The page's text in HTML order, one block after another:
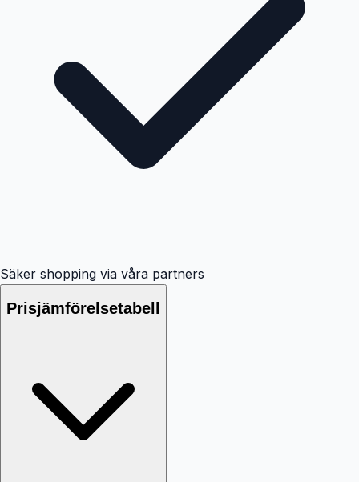
Säker shopping via våra partners
Prisjämförelsetabell